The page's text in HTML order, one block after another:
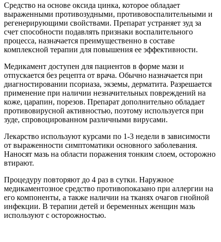
Средство на основе оксида цинка, которое обладает
выраженными противозудными, противовоспалительными и
регенерирующими свойствами. Препарат устраняет зуд за
счет способности подавлять признаки воспалительного
процесса, назначается преимущественно в составе
комплексной терапии для повышения ее эффективности.
Медикамент доступен для пациентов в форме мази и
отпускается без рецепта от врача. Обычно назначается при
диагностировании псориаза, экземы, дерматита. Разрешается
применение при наличии незначительных повреждений на
коже, царапин, порезов. Препарат дополнительно обладает
противовирусной активностью, поэтому используется при
зуде, спровоцированном различными вирусами.
Лекарство используют курсами по 1-3 недели в зависимости
от выраженности симптоматики основного заболевания.
Наносят мазь на области поражения тонким слоем, осторожно
втирают.
Процедуру повторяют до 4 раз в сутки. Наружное
медикаментозное средство противопоказано при аллергии на
его компоненты, а также наличии на тканях очагов гнойной
инфекции. В терапии детей и беременных женщин мазь
используют с осторожностью.